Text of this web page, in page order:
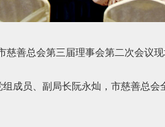
慈善总会第三届理事会第二次会议现
成员、副局长阮永灿，市慈善总